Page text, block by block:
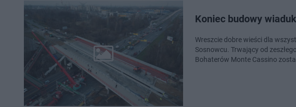
Koniec budowy
Wreszcie dobre wieści dla
Sosnowcu. Trwający od
Bohaterów Monte Cassino